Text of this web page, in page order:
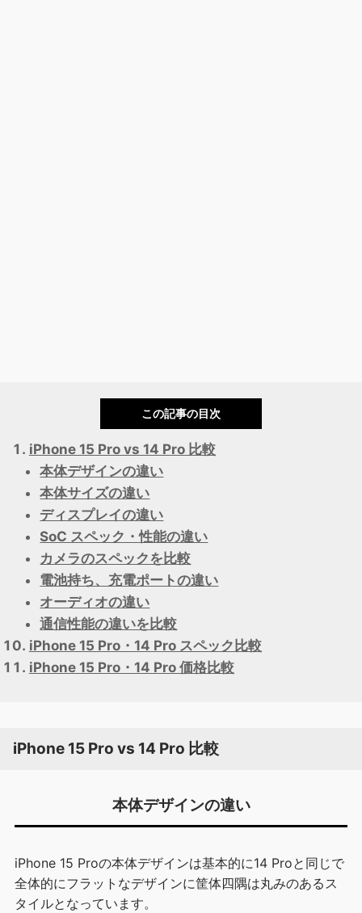
この記事の目次
iPhone 15 Pro vs 14 Pro 比較
本体デザインの違い
本体サイズの違い
ディスプレイの違い
SoC スペック・性能の違い
カメラのスペックを比較
電池持ち、充電ポートの違い
オーディオの違い
通信性能の違いを比較
iPhone 15 Pro・14 Pro スペック比較
iPhone 15 Pro・14 Pro 価格比較
iPhone 15 Pro vs 14 Pro 比較
本体デザインの違い
iPhone 15 Proの本体デザインは基本的に14 Proと同じで
全体的にフラットなデザインに筐体四隅は丸みのあるス
タイルとなっています。